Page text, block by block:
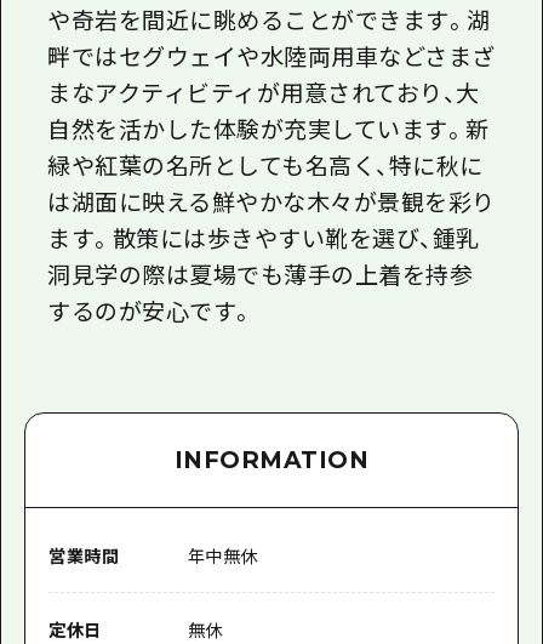
や奇岩を間近に眺めることができます。湖
畔ではセグウェイや水陸両用車などさまざ
まなアクティビティが用意されており、大
自然を活かした体験が充実しています。新
緑や紅葉の名所としても名高く、特に秋に
は湖面に映える鮮やかな木々が景観を彩り
ます。散策には歩きやすい靴を選び、鍾乳
洞見学の際は夏場でも薄手の上着を持参
するのが安心です。
INFORMATION
営業時間 年中無休
定休日 無休